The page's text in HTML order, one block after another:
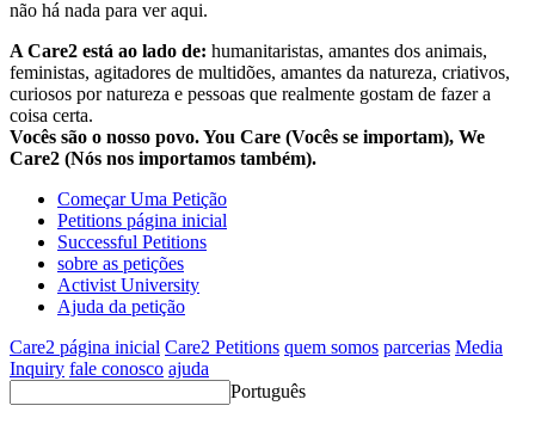
não há nada para ver aqui.
A Care2 está ao lado de: humanitaristas, amantes dos animais,
feministas, agitadores de multidões, amantes da natureza, criativos,
curiosos por natureza e pessoas que realmente gostam de fazer a
coisa certa.
Vocês são o nosso povo. You Care (Vocês se importam), We
Care2 (Nós nos importamos também).
Começar Uma Petição
Petitions página inicial
Successful Petitions
sobre as petições
Activist University
Ajuda da petição
Care2 página inicial Care2 Petitions quem somos parcerias Media
Inquiry fale conosco ajuda
Português